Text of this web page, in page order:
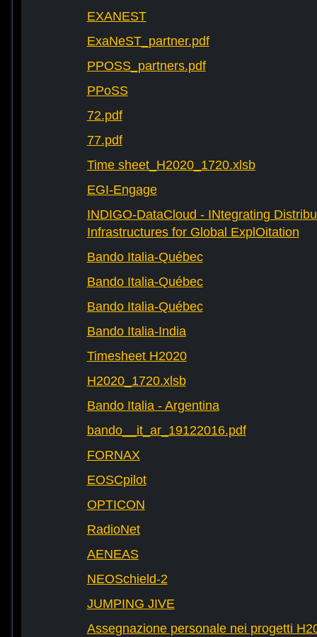
EXANEST
ExaNeST_partner.pdf
PPOSS_partners.pdf
PPoSS
72.pdf
77.pdf
Time sheet_H2020_1720.xlsb
EGI-Engage
INDIGO-DataCloud - INtegrating
Infrastructures for Global ExplOitation
Bando Italia-Québec
Bando Italia-Québec
Bando Italia-Québec
Bando Italia-India
Timesheet H2020
H2020_1720.xlsb
Bando Italia - Argentina
bando__it_ar_19122016.pdf
FORNAX
EOSCpilot
OPTICON
RadioNet
AENEAS
NEOSchield-2
JUMPING JIVE
Assegnazione personale nei progetti